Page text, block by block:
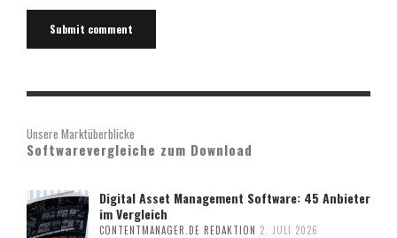
Unsere Marktüberblicke
Softwarevergleiche zum Download
Digital Asset Management Software: 45 Anbieter
im Vergleich
CONTENTMANAGER.DE REDAKTION 2. JULI 2026